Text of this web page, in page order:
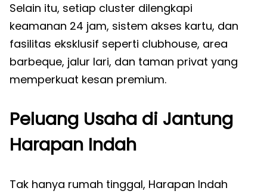
Selain itu, setiap cluster dilengkapi
keamanan 24 jam, sistem akses kartu, dan
fasilitas eksklusif seperti clubhouse, area
barbeque, jalur lari, dan taman privat yang
memperkuat kesan premium.
Peluang Usaha di Jantung
Harapan Indah
Tak hanya rumah tinggal, Harapan Indah